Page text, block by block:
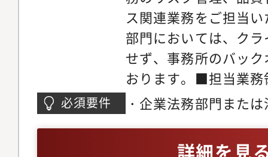
いる中途入社者のキ
管理部で3年間の経験
ティング部門や情報
例もあります。リス
クホルダーと折衝し
た経験が活かされ、
の教育／啓発（組織
ンス問題の影響）【
業において、品質コ
すます重要度を増す
この活動を企業内部
していく中で、自身
キャリア展望につな
ス関連業務をご担当
部門においては、ク
せず、事務所のバッ
おります。■担当業
務（主担当業務）・
務・クライアント部
必須要件
・企業法務部門また
かにおいて十分な実
詳細を見